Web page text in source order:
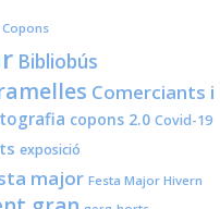
Bibliobús
Comerciants i
copons 2.0 Covid-19
exposició
major Festa Major Hivern